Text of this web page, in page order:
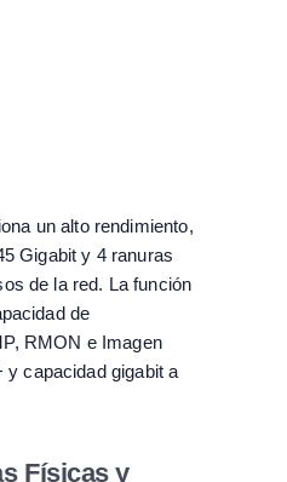
un alto rendimiento,
Gigabit y 4 ranuras
de la red. La función
de
RMON e Imagen
y capacidad gigabit a
Físicas y